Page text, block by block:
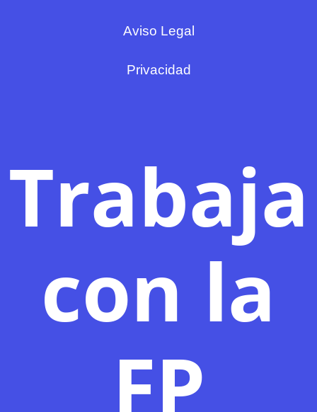
Aviso Legal
Privacidad
Trabaja
con la
FP